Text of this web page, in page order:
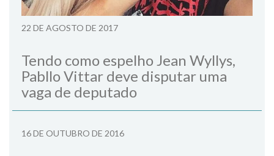
22 DE AGOSTO DE 2017
Tendo como espelho Jean Wyllys,
Pabllo Vittar deve disputar uma
vaga de deputado
16 DE OUTUBRO DE 2016